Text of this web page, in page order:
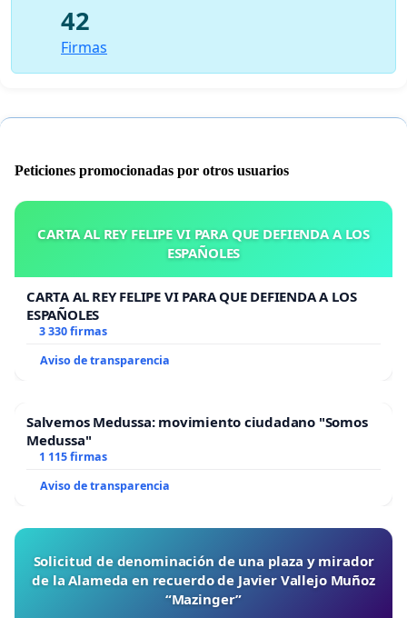
42
Firmas
Peticiones promocionadas por otros usuarios
CARTA AL REY FELIPE VI PARA QUE DEFIENDA A LOS
ESPAÑOLES
CARTA AL REY FELIPE VI PARA QUE DEFIENDA A LOS
ESPAÑOLES
3 330 firmas
Aviso de transparencia
Salvemos Medussa: movimiento ciudadano "Somos
Medussa"
1 115 firmas
Aviso de transparencia
Solicitud de denominación de una plaza y mirador
de la Alameda en recuerdo de Javier Vallejo Muñoz
“Mazinger”